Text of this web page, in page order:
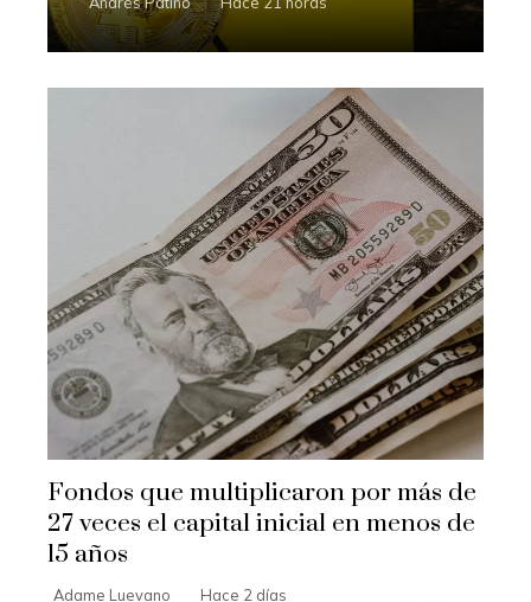
Fondos que multiplicaron por más de
27 veces el capital inicial en menos de
15 años
Adame Luevano Hace 2 días